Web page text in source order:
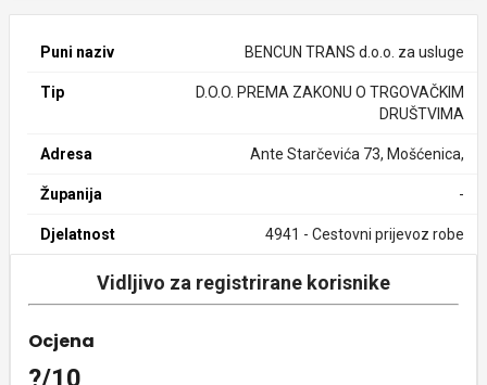
Puni naziv BENCUN TRANS d.o.o. za usluge
Tip
D.O.O. PREMA ZAKONU O TRGOVAČKIM
DRUŠTVIMA
Adresa Ante Starčevića 73, Mošćenica,
Županija -
Djelatnost 4941 - Cestovni prijevoz robe
Vidljivo za registrirane korisnike
Ocjena
?/10